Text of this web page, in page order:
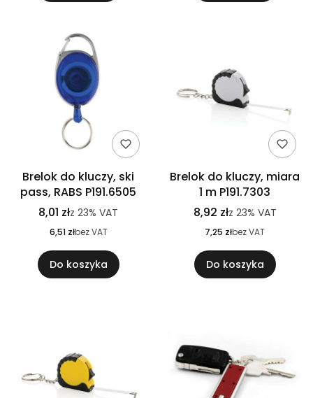
Brelok do kluczy, ski
pass, RABS P191.6505
8,01 złz 23% VAT
6,51 złbez VAT
Do koszyka
Brelok do kluczy, miara
1 m P191.7303
8,92 złz 23% VAT
7,25 złbez VAT
Do koszyka